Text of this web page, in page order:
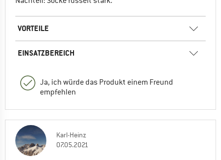
VORTEILE
EINSATZBEREICH
Ja, ich würde das Produkt einem Freund
empfehlen
Karl-Heinz
07.05.2021